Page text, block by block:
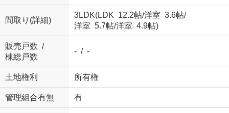
間取り(詳細)
3LDK(LDK 12.2帖/洋室 3.6帖/
洋室 5.7帖/洋室 4.9帖)
販売戸数 /
棟総戸数
- / -
土地権利 所有権
管理組合有無 有